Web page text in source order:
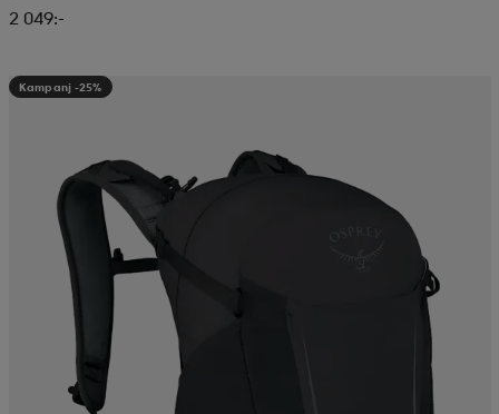
2 049:-
Kampanj -25%